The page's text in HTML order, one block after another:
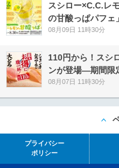
スシロー×C.C.レ
の甘酸っぱパフェ
08月09日 11時30分
110円から！スシ
ンが登場―期間限
08月07日 11時30分
プライバシー
ポリシー